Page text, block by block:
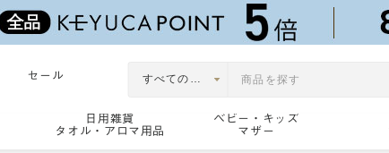
セール
日用雑貨
タオル・アロマ用品
ベビー・キッズ
マザー